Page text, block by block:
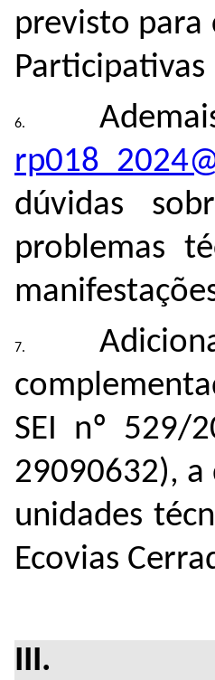
previsto para
dúvidas
problemas
SEI nº 529/
29090632), a
unidades
Ecovias
III.